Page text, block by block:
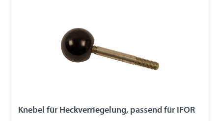
Knebel für Heckverriegelung, passend für IFOR